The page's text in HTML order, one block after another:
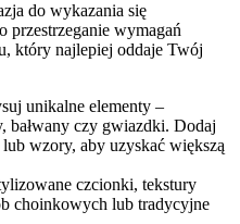
do wykazania się
przestrzeganie wymagań
który najlepiej oddaje Twój
unikalne elementy –
bałwany czy gwiazdki. Dodaj
wzory, aby uzyskać większą
czcionki, tekstury
choinkowych lub tradycyjne